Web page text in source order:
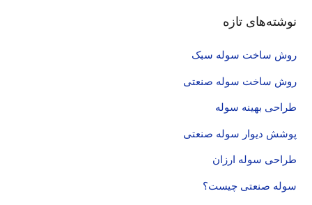
نوشته‌های تازه
روش ساخت سوله سبک
روش ساخت سوله صنعتی
طراحی بهینه سوله
پوشش دیوار سوله صنعتی
طراحی سوله ارزان
سوله صنعتی چیست؟